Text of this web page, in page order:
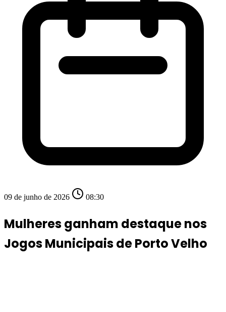
09 de junho de 2026 08:30
Mulheres ganham destaque nos
Jogos Municipais de Porto Velho